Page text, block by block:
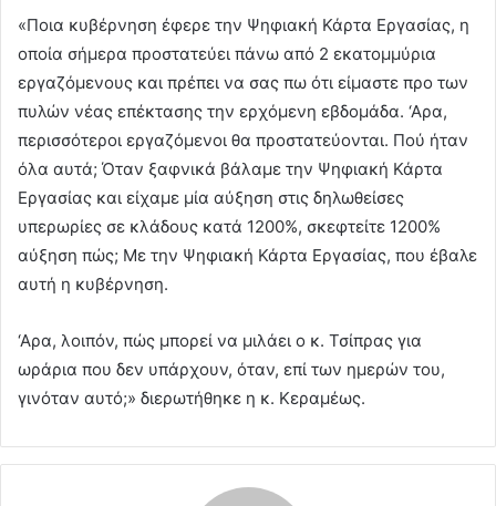
«Ποια κυβέρνηση έφερε την Ψηφιακή Κάρτα Εργασίας, η
οποία σήμερα προστατεύει πάνω από 2 εκατομμύρια
εργαζόμενους και πρέπει να σας πω ότι είμαστε προ των
πυλών νέας επέκτασης την ερχόμενη εβδομάδα. ‘Αρα,
περισσότεροι εργαζόμενοι θα προστατεύονται. Πού ήταν
όλα αυτά; Όταν ξαφνικά βάλαμε την Ψηφιακή Κάρτα
Εργασίας και είχαμε μία αύξηση στις δηλωθείσες
υπερωρίες σε κλάδους κατά 1200%, σκεφτείτε 1200%
αύξηση πώς; Με την Ψηφιακή Κάρτα Εργασίας, που έβαλε
αυτή η κυβέρνηση.
‘Αρα, λοιπόν, πώς μπορεί να μιλάει ο κ. Τσίπρας για
ωράρια που δεν υπάρχουν, όταν, επί των ημερών του,
γινόταν αυτό;» διερωτήθηκε η κ. Κεραμέως.